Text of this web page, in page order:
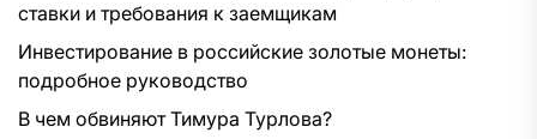
ставки и требования к заемщикам
Инвестирование в российские золотые монеты:
подробное руководство
В чем обвиняют Тимура Турлова?